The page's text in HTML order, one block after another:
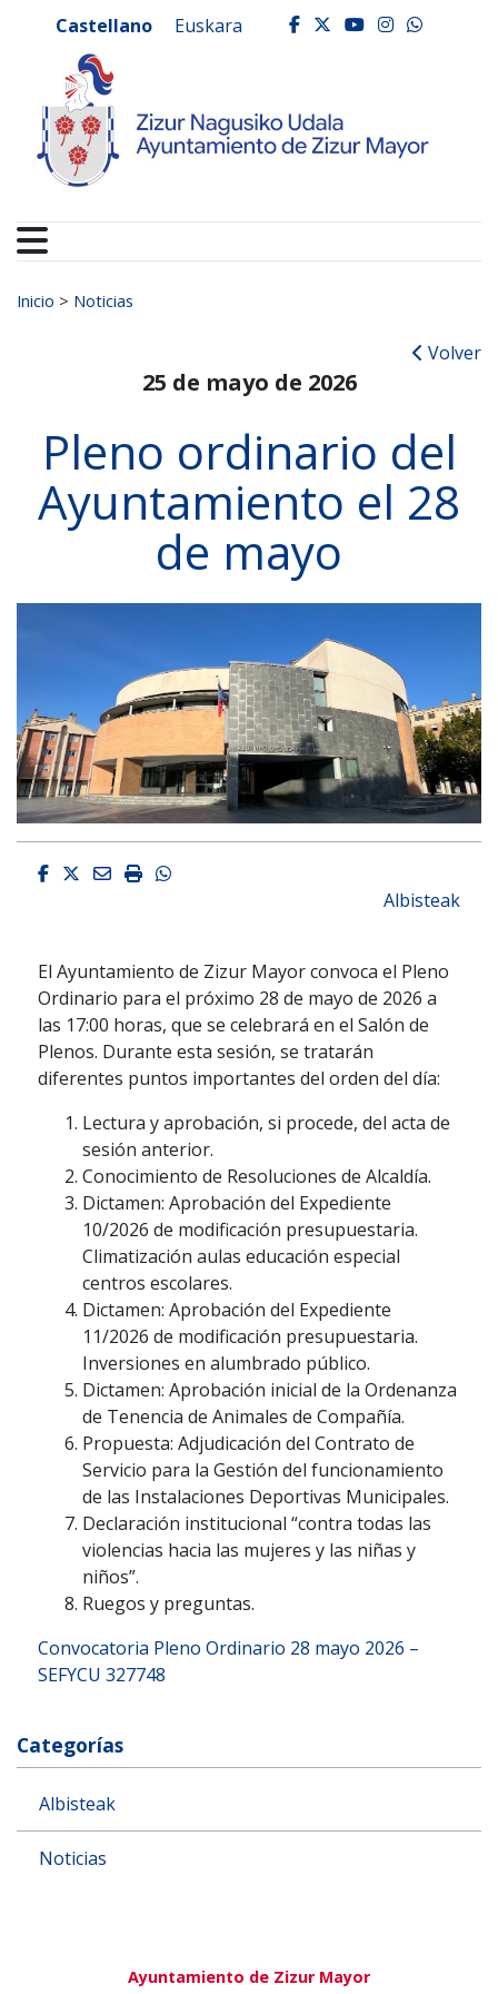
Ayuntamiento de
Castellano Euskara facebook
twitter
youtube
Buscar:
Inicio > Noticias
Volver
25 de mayo de 2026
Pleno ordinario del
Ayuntamiento el 28
de mayo
Facebook
Twitter
EmailImprimirWhatsapp
Albisteak
El Ayuntamiento de Zizur Mayor convoca el Pleno
Ordinario para el próximo 28 de mayo de 2026 a
las 17:00 horas, que se celebrará en el Salón de
Plenos. Durante esta sesión, se tratarán
diferentes puntos importantes del orden del día:
Lectura y aprobación, si procede, del acta de
sesión anterior.
Conocimiento de Resoluciones de Alcaldía.
Dictamen: Aprobación del Expediente
10/2026 de modificación presupuestaria.
Climatización aulas educación especial
centros escolares.
Dictamen: Aprobación del Expediente
11/2026 de modificación presupuestaria.
Inversiones en alumbrado público.
Dictamen: Aprobación inicial de la Ordenanza
de Tenencia de Animales de Compañía.
Propuesta: Adjudicación del Contrato de
Servicio para la Gestión del funcionamiento
de las Instalaciones Deportivas Municipales.
Declaración institucional “contra todas las
violencias hacia las mujeres y las niñas y
niños”.
Ruegos y preguntas.
Convocatoria Pleno Ordinario 28 mayo 2026 –
SEFYCU 327748
Categorías
Albisteak
Noticias
Ayuntamiento de Zizur Mayor